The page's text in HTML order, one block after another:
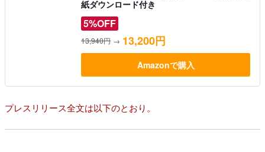
紙ダウンロード付き
5%OFF
13,940円 → 13,200円
Amazonで購入
プレスリリース全文は以下のとおり。